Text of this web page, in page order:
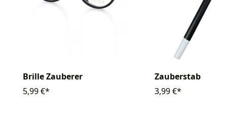
Brille Zauberer
5,99 €*
Zauberstab
3,99 €*